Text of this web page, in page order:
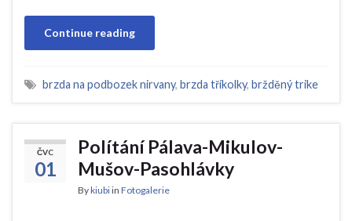
Continue reading
brzda na podbozek nirvany, brzda tříkolky, bržděný trike
ČVC
01
Polítání Pálava-Mikulov-
Mušov-Pasohlávky
Bykiubiin Fotogalerie